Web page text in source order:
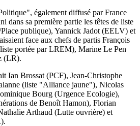
également diffusé par France
dans sa première partie les têtes de liste
publique), Yannick Jadot (EELV) et
face aux chefs de partis François
portée par LREM), Marine Le Pen
(LR).
Ian Brossat (PCF), Jean-Christophe
(liste "Alliance jaune"), Nicolas
Bourg (Urgence Ecologie),
de Benoît Hamon), Florian
Arthaud (Lutte ouvrière) et